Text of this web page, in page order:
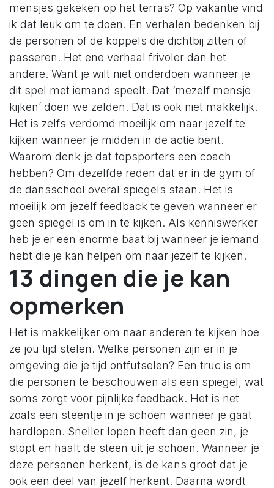
mensjes gekeken op het terras? Op vakantie vind
ik dat leuk om te doen. En verhalen bedenken bij
de personen of de koppels die dichtbij zitten of
passeren. Het ene verhaal frivoler dan het
andere. Want je wilt niet onderdoen wanneer je
dit spel met iemand speelt. Dat ‘mezelf mensje
kijken’ doen we zelden. Dat is ook niet makkelijk.
Het is zelfs verdomd moeilijk om naar jezelf te
kijken wanneer je midden in de actie bent.
Waarom denk je dat topsporters een coach
hebben? Om dezelfde reden dat er in de gym of
de dansschool overal spiegels staan. Het is
moeilijk om jezelf feedback te geven wanneer er
geen spiegel is om in te kijken. Als kenniswerker
heb je er een enorme baat bij wanneer je iemand
hebt die je kan helpen om naar jezelf te kijken.
13 dingen die je kan
opmerken
Het is makkelijker om naar anderen te kijken hoe
ze jou tijd stelen. Welke personen zijn er in je
omgeving die je tijd ontfutselen? Een truc is om
die personen te beschouwen als een spiegel, wat
soms zorgt voor pijnlijke feedback. Het is net
zoals een steentje in je schoen wanneer je gaat
hardlopen. Sneller lopen heeft dan geen zin, je
stopt en haalt de steen uit je schoen. Wanneer je
deze personen herkent, is de kans groot dat je
ook een deel van jezelf herkent. Daarna wordt